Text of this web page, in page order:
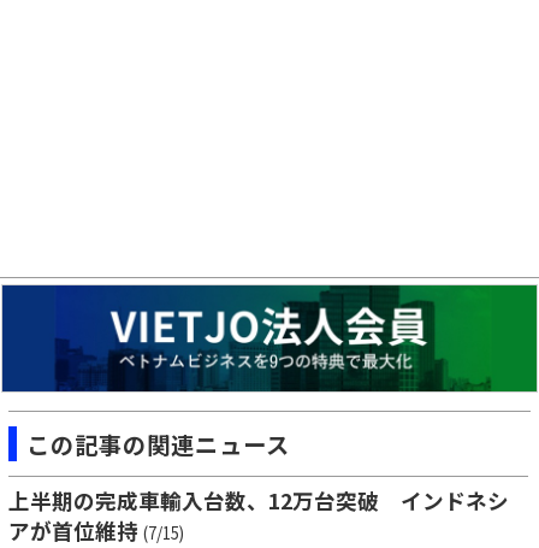
この記事の関連ニュース
上半期の完成車輸入台数、12万台突破 インドネシ
アが首位維持 (7/15)